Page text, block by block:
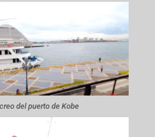
del puerto de Kobe